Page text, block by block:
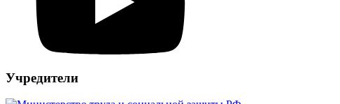
Учредители